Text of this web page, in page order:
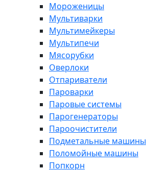
Мороженицы
Мультиварки
Мультимейкеры
Мультипечи
Мясорубки
Оверлоки
Отпариватели
Пароварки
Паровые системы
Парогенераторы
Пароочистители
Подметальные машины
Поломойные машины
Попкорн